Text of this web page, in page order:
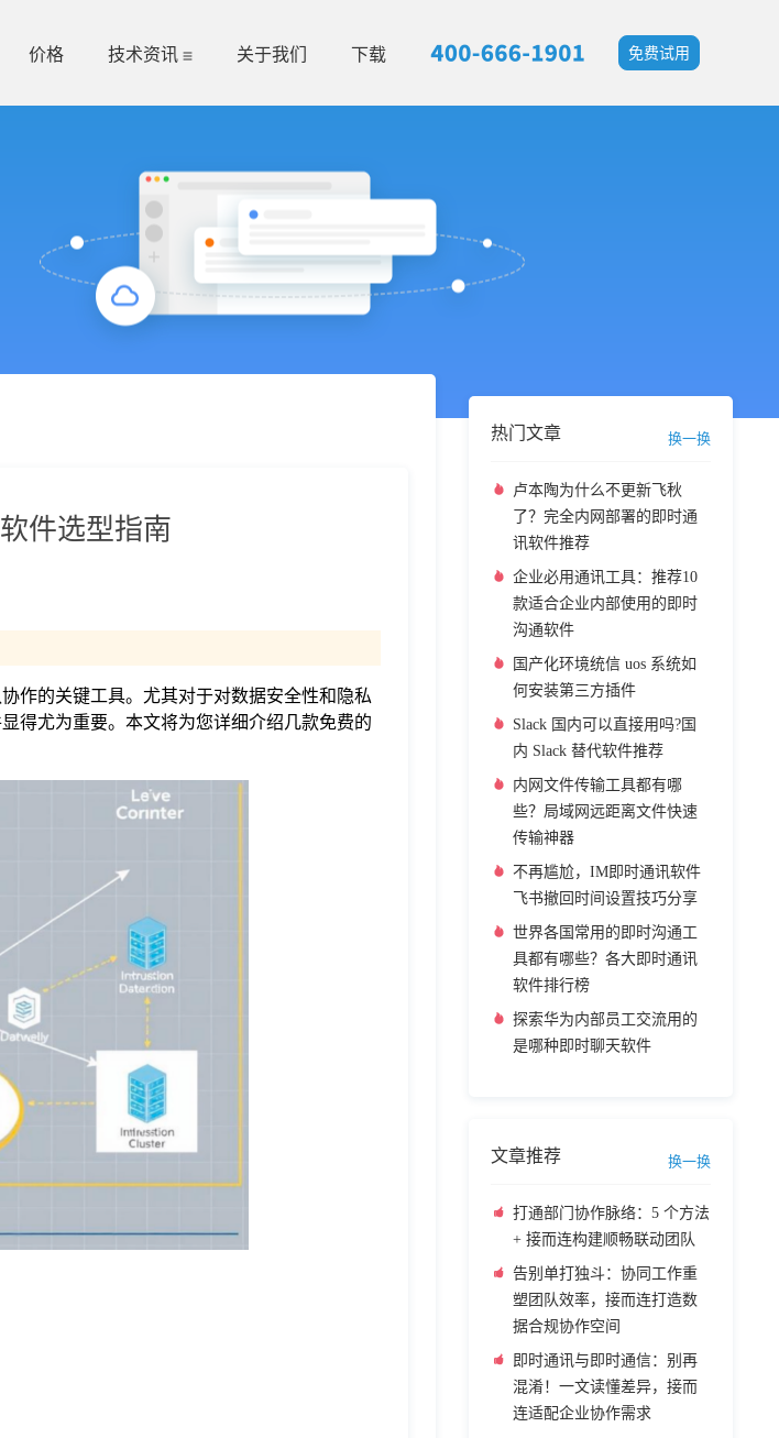
价格 技术资讯 关于我们 下载 免费试用
件选型指南
作的关键工具。尤其对于对数据安全性和隐私
得尤为重要。本文将为您详细介绍几款免费的
热门文章 换一换
卢本陶为什么不更新飞秋
了？完全内网部署的即时通
讯软件推荐
企业必用通讯工具：推荐10
款适合企业内部使用的即时
沟通软件
国产化环境统信 uos 系统如
何安装第三方插件
Slack 国内可以直接用吗?国
内 Slack 替代软件推荐
内网文件传输工具都有哪
些？局域网远距离文件快速
传输神器
不再尴尬，IM即时通讯软件
飞书撤回时间设置技巧分享
世界各国常用的即时沟通工
具都有哪些？各大即时通讯
软件排行榜
探索华为内部员工交流用的
是哪种即时聊天软件
文章推荐 换一换
打通部门协作脉络：5 个方法
+ 接而连构建顺畅联动团队
告别单打独斗：协同工作重
塑团队效率，接而连打造数
据合规协作空间
即时通讯与即时通信：别再
混淆！一文读懂差异，接而
连适配企业协作需求